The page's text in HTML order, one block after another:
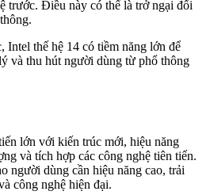
trước. Điều này có thể là trở ngại đối
thế hệ 14 có tiềm năng lớn để
và thu hút người dùng từ phổ thông
lớn với kiến trúc mới, hiệu năng
và tích hợp các công nghệ tiên tiến.
người dùng cần hiệu năng cao, trải
công nghệ hiện đại.